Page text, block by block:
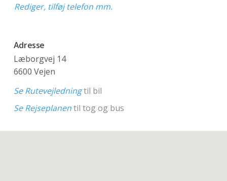
Rediger, tilføj telefon mm.
Adresse
Læborgvej 14
6600 Vejen
Se Rutevejledningtil bil
Se Rejseplanentil tog og bus